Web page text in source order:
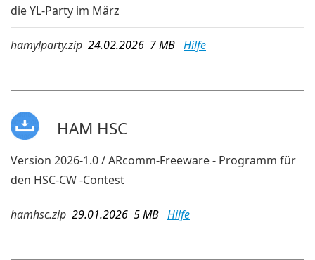
die YL-Party im März
hamylparty.zip 24.02.2026 7 MB Hilfe
HAM HSC
Version 2026-1.0 / ARcomm-Freeware - Programm für
den HSC-CW -Contest
hamhsc.zip 29.01.2026 5 MB Hilfe